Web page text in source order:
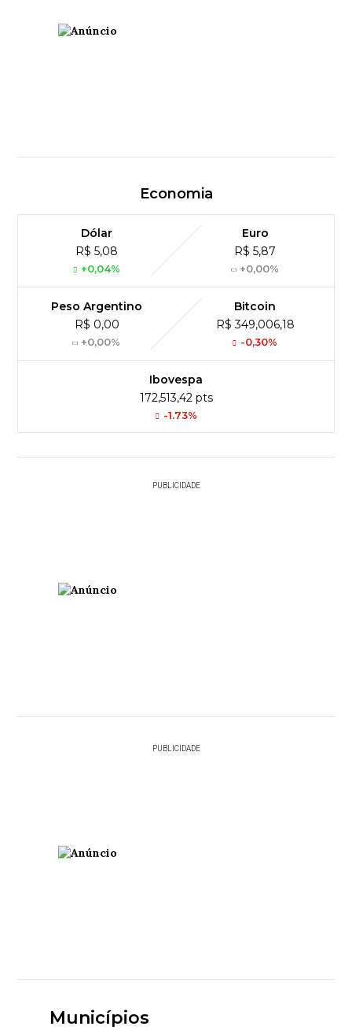
Economia
Dólar
R$ 5,08
+0,04%
Euro
R$ 5,87
+0,00%
Peso Argentino
R$ 0,00
+0,00%
Bitcoin
R$ 349,006,18
-0,30%
Ibovespa
172,513,42 pts
-1.73%
PUBLICIDADE
PUBLICIDADE
Municípios